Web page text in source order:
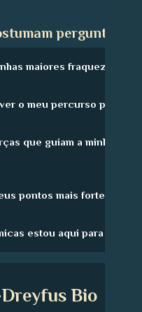
perguntar:
maiores fraquezas?
o meu percurso
que guiam a minha
pontos mais fortes?
estou aqui para
Bio